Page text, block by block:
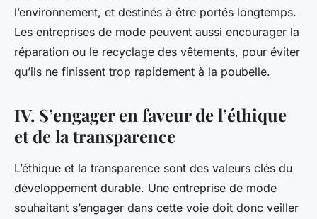
l’environnement, et destinés à être portés longtemps.
Les entreprises de mode peuvent aussi encourager la
réparation ou le recyclage des vêtements, pour éviter
qu’ils ne finissent trop rapidement à la poubelle.
IV. S’engager en faveur de l’éthique
et de la transparence
L’éthique et la transparence sont des valeurs clés du
développement durable. Une entreprise de mode
souhaitant s’engager dans cette voie doit donc veiller